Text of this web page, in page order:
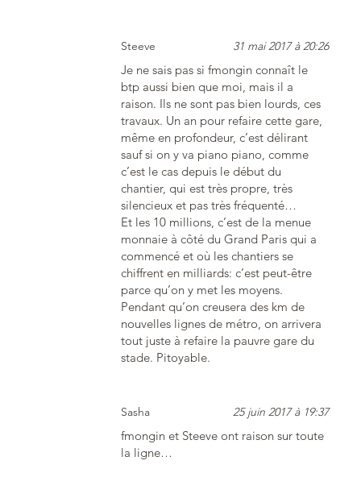
Steeve 31 mai 2017 à 20:26
Je ne sais pas si fmongin connaît le
btp aussi bien que moi, mais il a
raison. Ils ne sont pas bien lourds, ces
travaux. Un an pour refaire cette gare,
même en profondeur, c’est délirant
sauf si on y va piano piano, comme
c’est le cas depuis le début du
chantier, qui est très propre, très
silencieux et pas très fréquenté…
Et les 10 millions, c’est de la menue
monnaie à côté du Grand Paris qui a
commencé et où les chantiers se
chiffrent en milliards: c’est peut-être
parce qu’on y met les moyens.
Pendant qu’on creusera des km de
nouvelles lignes de métro, on arrivera
tout juste à refaire la pauvre gare du
stade. Pitoyable.
Sasha 25 juin 2017 à 19:37
fmongin et Steeve ont raison sur toute
la ligne…